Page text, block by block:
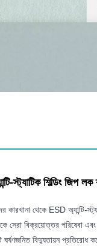
স্ট্যাটিক শিল্ডিং জিপ লক
কারখানা থেকে ESD অ্যান্টি-
সেরা বিক্রয়োত্তর পরিষেবা
ঘর্ষণজনিত বিদ্যুতায়ন প্রতিরোধ